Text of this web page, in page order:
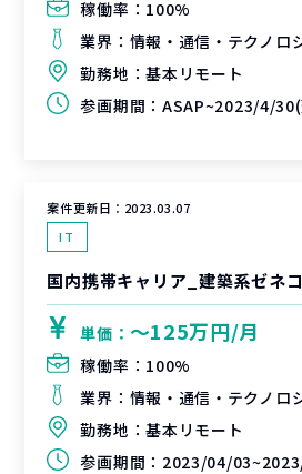
稼働率： 100%
業界： 情報・通信・テクノロ
勤務地：基本リモート
参画期間： ASAP~2023/4/30(延長可能
案件更新日： 2023.03.07
IT
単価： 〜125万円/月
稼働率： 100%
業界： 情報・通信・テクノロ
勤務地：基本リモート
参画期間： 2023/04/03~2023/06/30(延長